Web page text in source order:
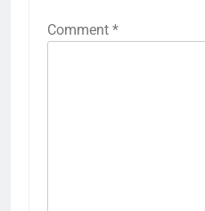
Comment *